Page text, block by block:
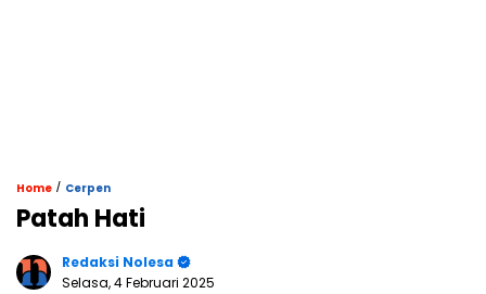
Home / Cerpen
Patah Hati
Redaksi Nolesa
Selasa, 4 Februari 2025